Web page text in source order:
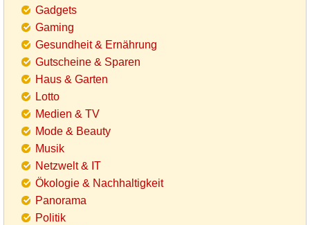
Gadgets
Gaming
Gesundheit & Ernährung
Gutscheine & Sparen
Haus & Garten
Lotto
Medien & TV
Mode & Beauty
Musik
Netzwelt & IT
Ökologie & Nachhaltigkeit
Panorama
Politik